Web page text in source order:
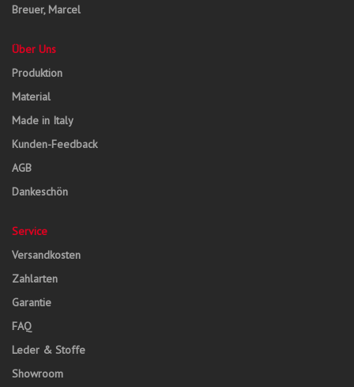
Breuer, Marcel
Über Uns
Produktion
Material
Made in Italy
Kunden-Feedback
AGB
Dankeschön
Service
Versandkosten
Zahlarten
Garantie
FAQ
Leder & Stoffe
Showroom